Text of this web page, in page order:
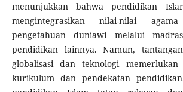
menunjukkan bahwa pendidikan
mengintegrasikan nilai-nilai
pengetahuan duniawi melalui
pendidikan lainnya. Namun,
globalisasi dan teknologi
kurikulum dan pendekatan